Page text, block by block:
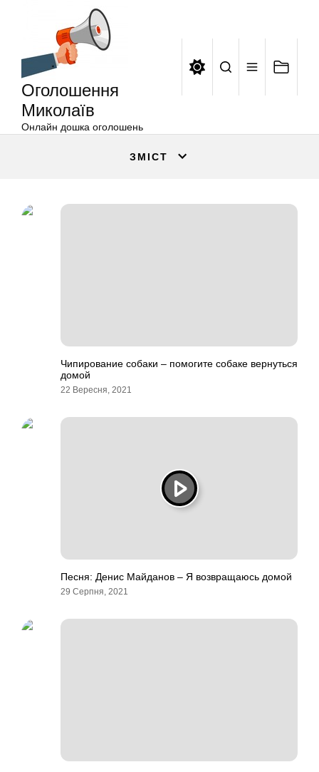
Оголошення
Миколаїв
Онлайн дошка оголошень
ЗМІСТ
Чипирование собаки – помогите собаке вернуться
домой
22 Вересня, 2021
Песня: Денис Майданов – Я возвращаюсь домой
29 Серпня, 2021